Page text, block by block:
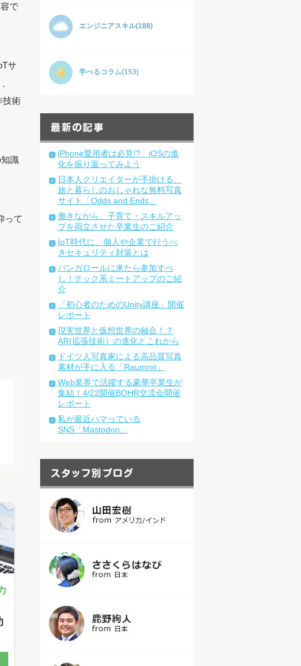
で
サ
技術
識
って
エンジニアスキル(188)
学べるコラム(153)
iPhone愛用者は必見!? iOSの進
化を振り返ってみよう
日本人クリエイターが手掛ける、
旅と暮らしのおしゃれな無料写真
サイト「Odds and Ends」
働きながら、子育て・スキルアッ
プを両立させた卒業生のご紹介
IoT時代に、個人や企業で行うべ
きセキュリティ対策とは
バンガロールに来たら参加すべ
し！テック系ミートアップのご紹
介
「初心者のためのUnity講座」開催
レポート
現実世界と仮想世界の融合！？
AR(拡張技術）の進化とこれから
ドイツ人写真家による高品質写真
素材が手に入る「Raumrot」
Web業界で活躍する豪華卒業生が
集結！4/22開催BOHR交流会開催
レポート
私が最近ハマっている
SNS「Mastodon」